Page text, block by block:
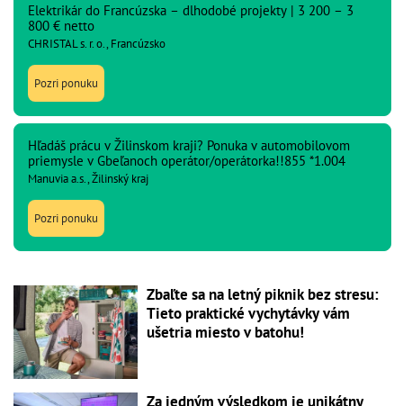
Elektrikár do Francúzska – dlhodobé projekty | 3 200 – 3
800 € netto
CHRISTAL s. r. o., Francúzsko
Pozri ponuku
Hľadáš prácu v Žilinskom kraji? Ponuka v automobilovom
priemysle v Gbeľanoch operátor/operátorka!!855 *1.004
Manuvia a.s., Žilinský kraj
Pozri ponuku
Zbaľte sa na letný piknik bez stresu:
Tieto praktické vychytávky vám
ušetria miesto v batohu!
Za jedným výsledkom je unikátny